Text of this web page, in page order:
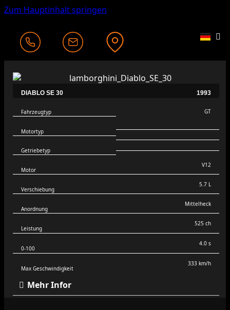
Zum Hauptinhalt springen
DIABLO SE 30 1993
Fahrzeugtyp
Motortyp
Getriebetyp
GT
Motor
Verschiebung
Anordnung
V12
5.7 L
Mittelheck
Leistung
0-100
Max Geschwindigkeit
525 ch
4.0 s
333 km/h
Mehr Infor